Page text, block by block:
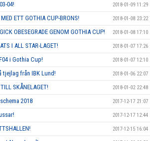
04! 2018-01-09 11:29
ETT GOTHIA CUP-BRONS! 2018-01-08 23:22
OBESEGRADE GENOM GOTHIA CUP! 2018-01-08 17:10
I ALL STAR-LAGET! 2018-01-07 17:26
i Gothia Cup! 2018-01-07 12:10
tjejlag från IBK Lund! 2018-01-06 22:07
SKÅNELAGET! 2018-01-02 22:48
2018 2017-12-17 21:07
2017-12-17 12:44
2017-12-15 16:04